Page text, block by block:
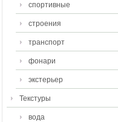
спортивные
строения
транспорт
фонари
экстерьер
Текстуры
вода